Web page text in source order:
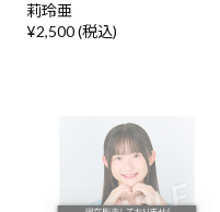
莉玲亜
¥2,500 (税込)